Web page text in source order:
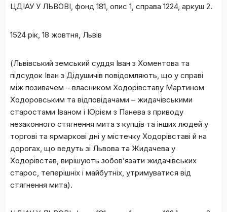
ЦДІАУ У ЛЬВОВІ, фонд 181, опис 1, справа 1224, аркуш 2.
1524 рік, 18 жовтня, Львів
(Львівський земський суддя Іван з Хоментова та
підсудок Іван з Дідушичів повідомляють, що у справі
між позивачем – власником Ходорівставу Мартином
Ходоровським та відповідачами – жидачівськими
старостами Іваном і Юрієм з Панева з приводу
незаконного стягнення мита з купців та інших людей у
торгові та ярмаркові дні у містечку Ходорівставі й на
дорогах, що ведуть зі Львова та Жидачева у
Ходорівстав, вирішують зобов’язати жидачівських
старос, теперішніх і майбутніх, утримуватися від
стягнення мита).